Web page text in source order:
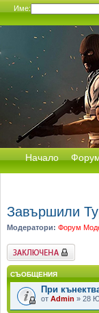
Име:
Начало
Завършили
Модератори: Форум
Заключен форум
СЪОБЩЕНИЯ
При
от Admin » 28